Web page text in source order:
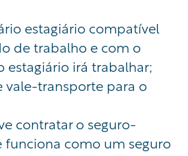
estagiário compatível
de trabalho e com o
estagiário irá trabalhar;
vale-transporte para o
contratar o seguro-
funciona como um seguro